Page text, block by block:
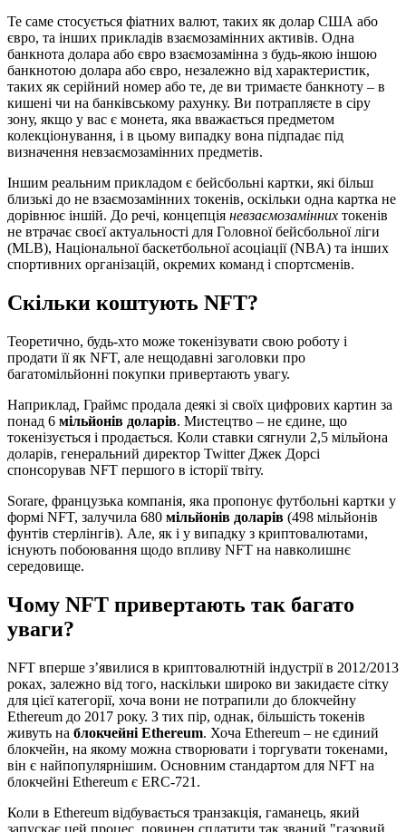
Те саме стосується фіатних валют, таких як долар США або
євро, та інших прикладів взаємозамінних активів. Одна
банкнота долара або євро взаємозамінна з будь-якою іншою
банкнотою долара або євро, незалежно від характеристик,
таких як серійний номер або те, де ви тримаєте банкноту – в
кишені чи на банківському рахунку. Ви потрапляєте в сіру
зону, якщо у вас є монета, яка вважається предметом
колекціонування, і в цьому випадку вона підпадає під
визначення невзаємозамінних предметів.
Іншим реальним прикладом є бейсбольні картки, які більш
близькі до не взаємозамінних токенів, оскільки одна картка не
дорівнює іншій. До речі, концепція невзаємозамінних токенів
не втрачає своєї актуальності для Головної бейсбольної ліги
(MLB), Національної баскетбольної асоціації (NBA) та інших
спортивних організацій, окремих команд і спортсменів.
Скільки коштують NFT?
Теоретично, будь-хто може токенізувати свою роботу і
продати її як NFT, але нещодавні заголовки про
багатомільйонні покупки привертають увагу.
Наприклад, Граймс продала деякі зі своїх цифрових картин за
понад 6 мільйонів доларів. Мистецтво – не єдине, що
токенізується і продається. Коли ставки сягнули 2,5 мільйона
доларів, генеральний директор Twitter Джек Дорсі
спонсорував NFT першого в історії твіту.
Sorare, французька компанія, яка пропонує футбольні картки у
формі NFT, залучила 680 мільйонів доларів (498 мільйонів
фунтів стерлінгів). Але, як і у випадку з криптовалютами,
існують побоювання щодо впливу NFT на навколишнє
середовище.
Чому NFT привертають так багато
уваги?
NFT вперше з’явилися в криптовалютній індустрії в 2012/2013
роках, залежно від того, наскільки широко ви закидаєте сітку
для цієї категорії, хоча вони не потрапили до блокчейну
Ethereum до 2017 року. З тих пір, однак, більшість токенів
живуть на блокчейні Ethereum. Хоча Ethereum – не єдиний
блокчейн, на якому можна створювати і торгувати токенами,
він є найпопулярнішим. Основним стандартом для NFT на
блокчейні Ethereum є ERC-721.
Коли в Ethereum відбувається транзакція, гаманець, який
запускає цей процес, повинен сплатити так званий "газовий